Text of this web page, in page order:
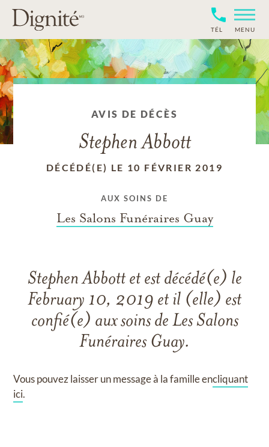
TÉL MENU
AVIS DE DÉCÈS
Stephen Abbott
DÉCÉDÉ(E) LE 10 FÉVRIER 2019
AUX SOINS DE
Les Salons Funéraires Guay
Stephen Abbottet est décédé(e) le
February 10, 2019 et il (elle) est
confié(e) aux soins de Les Salons
Funéraires Guay.
Vous pouvez laisser un message à la famille encliquant
ici.